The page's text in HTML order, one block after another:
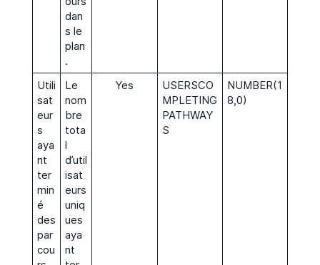
dan
s le
plan
.
Utili
sat
eur
s
aya
nt
ter
min
é
des
par
cou
Le
nom
bre
tota
l
d’util
isat
eurs
uniq
ues
aya
nt
Yes
USERSCO
MPLETING
PATHWAY
S
NUMBER(1
8,0)